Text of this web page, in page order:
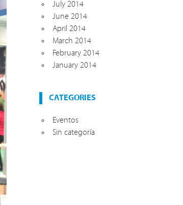
July 2014
June 2014
April 2014
March 2014
February 2014
January 2014
CATEGORIES
Eventos
Sin categoría